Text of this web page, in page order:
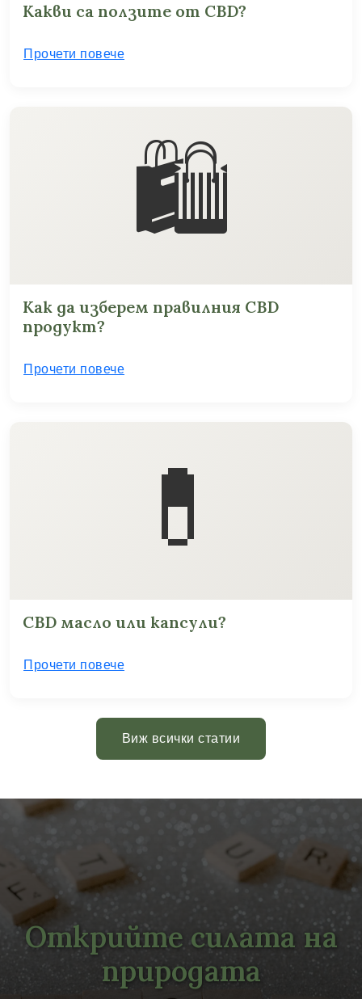
Какви са ползите от CBD?
Прочети повече
🛍️
Как да изберем правилния CBD
продукт?
Прочети повече
💊
CBD масло или капсули?
Прочети повече
Виж всички статии
Открийте силата на
природата